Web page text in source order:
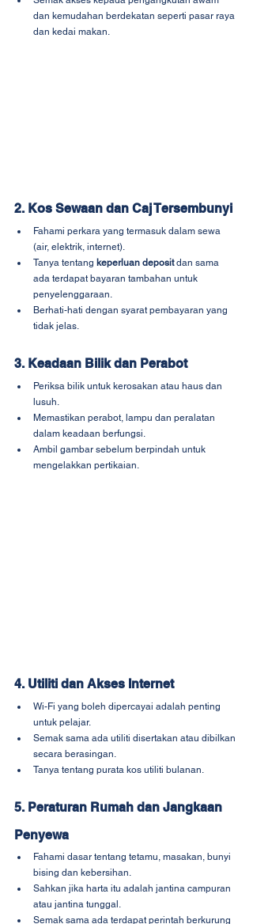
dan kemudahan berdekatan seperti pasar raya
dan kedai makan.
2. Kos Sewaan dan Caj Tersembunyi
Fahami perkara yang termasuk dalam sewa
(air, elektrik, internet).
Tanya tentang keperluan deposit dan sama
ada terdapat bayaran tambahan untuk
penyelenggaraan.
Berhati-hati dengan syarat pembayaran yang
tidak jelas.
3. Keadaan Bilik dan Perabot
Periksa bilik untuk kerosakan atau haus dan
lusuh.
Memastikan perabot, lampu dan peralatan
dalam keadaan berfungsi.
Ambil gambar sebelum berpindah untuk
mengelakkan pertikaian.
4. Utiliti dan Akses Internet
Wi-Fi yang boleh dipercayai adalah penting
untuk pelajar.
Semak sama ada utiliti disertakan atau dibilkan
secara berasingan.
Tanya tentang purata kos utiliti bulanan.
5. Peraturan Rumah dan Jangkaan
Penyewa
Fahami dasar tentang tetamu, masakan, bunyi
bising dan kebersihan.
Sahkan jika harta itu adalah jantina campuran
atau jantina tunggal.
Semak sama ada terdapat perintah berkurung